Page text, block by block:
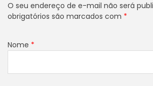
O seu endereço de e-mail não será
obrigatórios são marcados com *
Nome *